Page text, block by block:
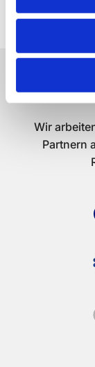
Wir
Partnern